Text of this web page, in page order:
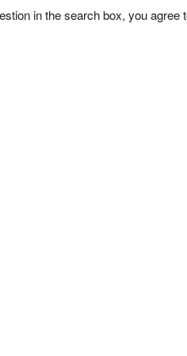
in the search box, you agree